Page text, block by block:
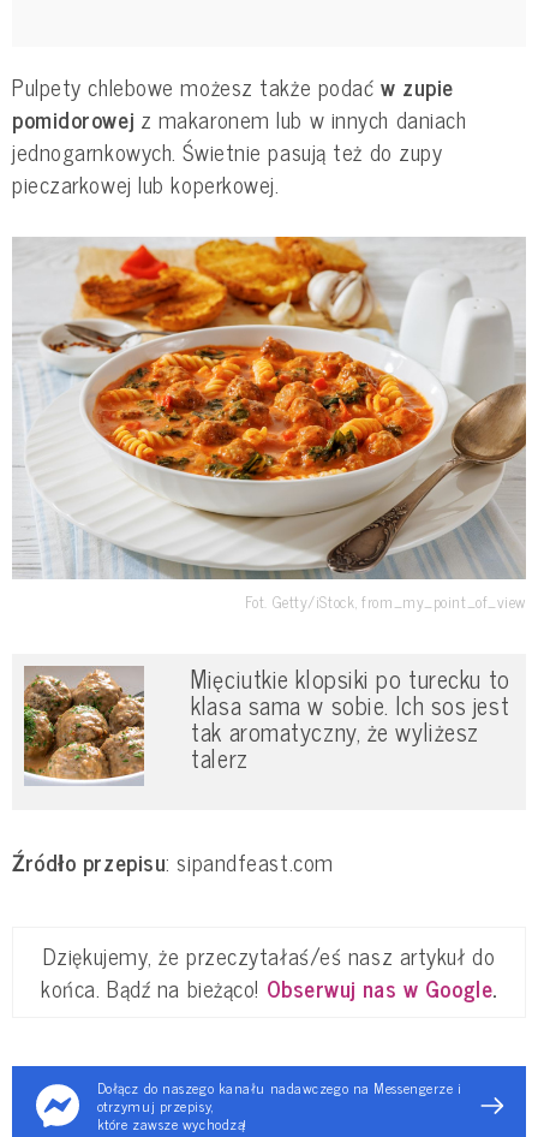
Pulpety chlebowe możesz także podać w zupie
pomidorowej z makaronem lub w innych daniach
jednogarnkowych. Świetnie pasują też do zupy
pieczarkowej lub koperkowej.
Fot. Getty/iStock, from_my_point_of_view
Mięciutkie klopsiki po turecku to
klasa sama w sobie. Ich sos jest
tak aromatyczny, że wyliżesz
talerz
Źródło przepisu: sipandfeast.com
Dziękujemy, że przeczytałaś/eś nasz artykuł do
końca. Bądź na bieżąco! Obserwuj nas w Google.
Dołącz do naszego kanału nadawczego na Messengerze i
otrzymuj przepisy,
które zawsze wychodzą!